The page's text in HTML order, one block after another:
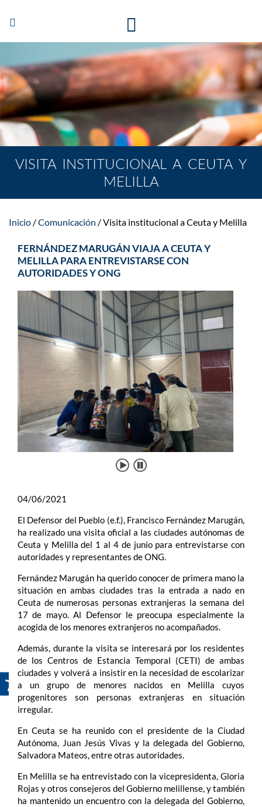
Abrir/Cerrar
navegación
VISITA INSTITUCIONAL A CEUTA Y
MELILLA
Inicio Comunicación Visita institucional a Ceuta y Melilla
FERNÁNDEZ MARUGÁN VIAJA A CEUTA Y
MELILLA PARA ENTREVISTARSE CON
AUTORIDADES Y ONG
04/06/2021
El Defensor del Pueblo (e.f.), Francisco Fernández Marugán,
ha realizado una visita oficial a las ciudades autónomas de
Ceuta y Melilla del 1 al 4 de junio para entrevistarse con
autoridades y representantes de ONG.
Fernández Marugán ha querido conocer de primera mano la
situación en ambas ciudades tras la entrada a nado en
Ceuta de numerosas personas extranjeras la semana del
17 de mayo. Al Defensor le preocupa especialmente la
acogida de los menores extranjeros no acompañados.
Además, durante la visita se interesará por los residentes
de los Centros de Estancia Temporal (CETI) de ambas
ciudades y volverá a insistir en la necesidad de escolarizar
a un grupo de menores nacidos en Melilla cuyos
progenitores son personas extranjeras en situación
irregular.
En Ceuta se ha reunido con el presidente de la Ciudad
Autónoma, Juan Jesús Vivas y la delegada del Gobierno,
Salvadora Mateos, entre otras autoridades.
En Melilla se ha entrevistado con la vicepresidenta, Gloria
Rojas y otros consejeros del Gobierno melillense, y también
ha mantenido un encuentro con la delegada del Gobierno,